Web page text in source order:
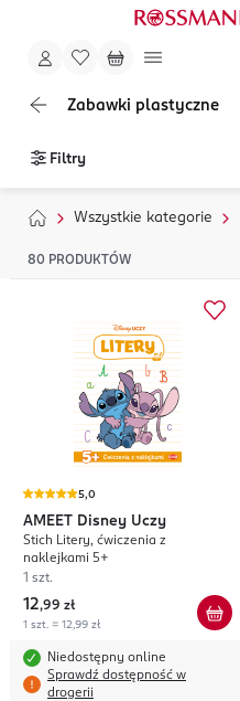
Zabawki plastyczne
Filtry
Wszystkie kategorie
80 PRODUKTÓW
5,0
AMEET Disney Uczy
Stich Litery, ćwiczenia z
naklejkami 5+
1 szt.
12,99 zł
1 szt. = 12,99 zł
Niedostępny online
Sprawdź dostępność w
drogerii